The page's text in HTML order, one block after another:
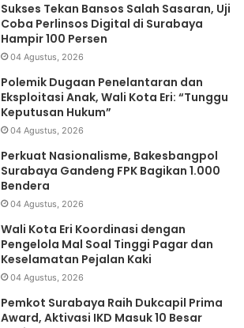
Sukses Tekan Bansos Salah Sasaran, Uji
Coba Perlinsos Digital di Surabaya
Hampir 100 Persen
04 Agustus, 2026
Polemik Dugaan Penelantaran dan
Eksploitasi Anak, Wali Kota Eri: “Tunggu
Keputusan Hukum”
04 Agustus, 2026
Perkuat Nasionalisme, Bakesbangpol
Surabaya Gandeng FPK Bagikan 1.000
Bendera
04 Agustus, 2026
Wali Kota Eri Koordinasi dengan
Pengelola Mal Soal Tinggi Pagar dan
Keselamatan Pejalan Kaki
04 Agustus, 2026
Pemkot Surabaya Raih Dukcapil Prima
Award, Aktivasi IKD Masuk 10 Besar